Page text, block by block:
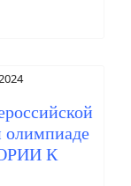
олимпиаде
К